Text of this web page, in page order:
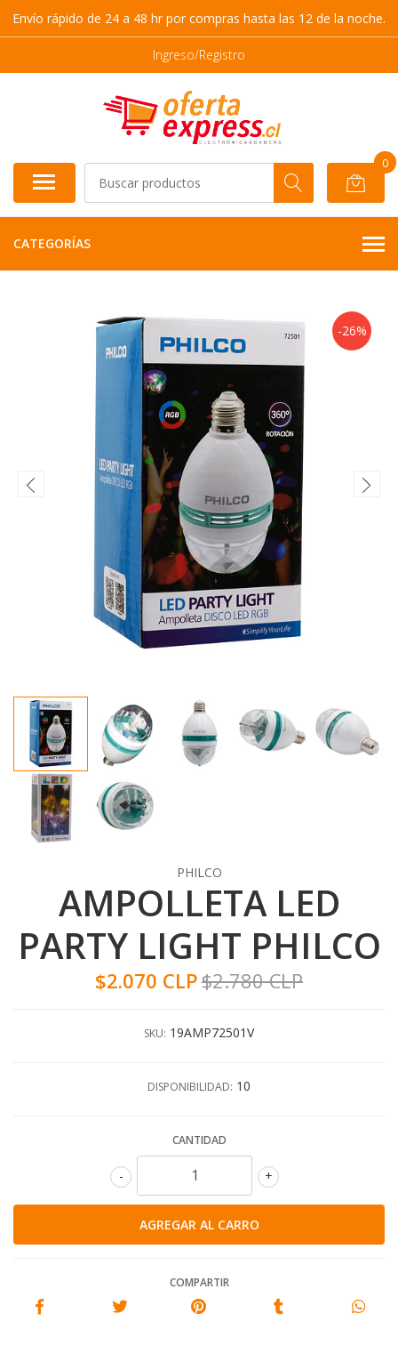
Envío rápido de 24 a 48 hr por compras hasta las 12 de la noche.
Ingreso/Registro
0
CATEGORÍAS
-26%
PHILCO
AMPOLLETA LED
PARTY LIGHT PHILCO
$2.070 CLP$2.780 CLP
SKU: 19AMP72501V
DISPONIBILIDAD: 10
CANTIDAD
+
-
COMPARTIR